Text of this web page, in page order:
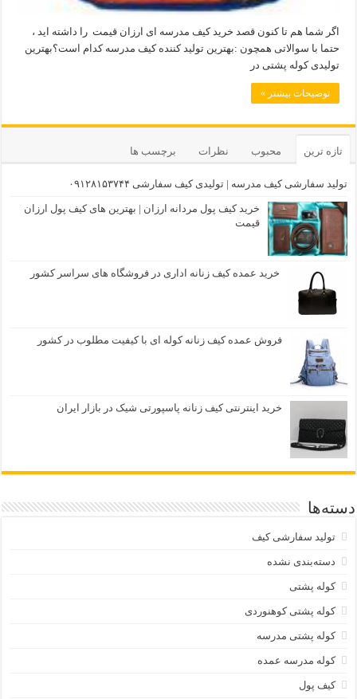
اگر شما هم تا کنون قصد خرید کیف مدرسه ای ارزان قیمت را داشته اید ،
حتما با سوالاتی همچون :بهترین تولید کننده کیف مدرسه کدام است؟بهترین
تولیدی کوله پشتی در
توضیحات بیشتر »
تازه ترین محبوب نظرات برچسب ها
تولید سفارشی کیف مدرسه | تولیدی کیف سفارشی ۰۹۱۲۸۱۵۳۷۴۴
خرید کیف پول مردانه ارزان | بهترین های کیف پول ارزان
قیمت
خرید عمده کیف زنانه اداری در فروشگاه های سراسر کشور
فروش عمده کیف زنانه کوله ای با کیفیت مطلوب در کشور
خرید اینترنتی کیف زنانه پاسپورتی شیک در بازار ایران
دسته‌ها
تولید سفارشی کیف
دسته‌بندی نشده
کوله پشتی
کوله پشتی کوهنوردی
کوله پشتی مدرسه
کوله مدرسه عمده
کیف پول